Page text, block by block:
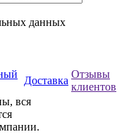
данных
Доставка
Отзывы
клиентов
вся